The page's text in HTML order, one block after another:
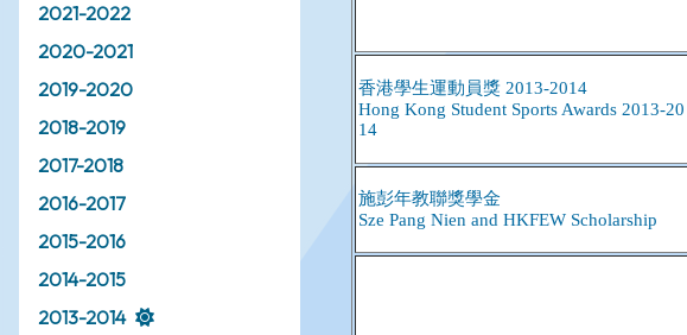
2021-2022
2020-2021
2019-2020
2018-2019
2017-2018
2016-2017
2015-2016
2014-2015
2013-2014